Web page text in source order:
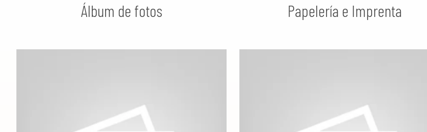
Álbum de fotos Papelería e Imprenta